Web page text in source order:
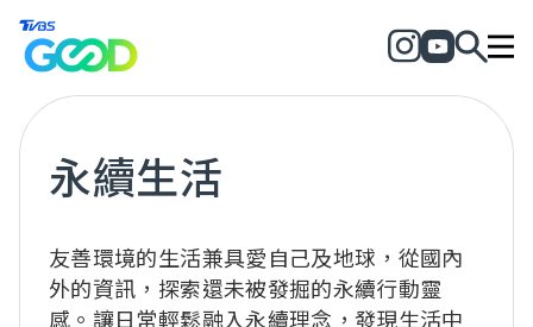
永續生活
友善環境的生活兼具愛自己及地球，從國內
外的資訊，探索還未被發掘的永續行動靈
感。讓日常輕鬆融入永續理念，發現生活中